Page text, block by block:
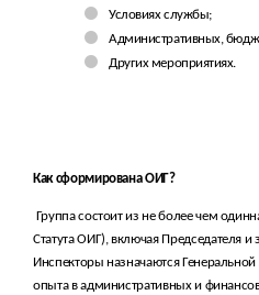
Условиях службы;
Административных,
Других мероприятиях.
Как сформирована ОИГ?
Группа состоит из не более чем
Статута ОИГ), включая Председателя и
Инспекторы назначаются
опыта в административных и